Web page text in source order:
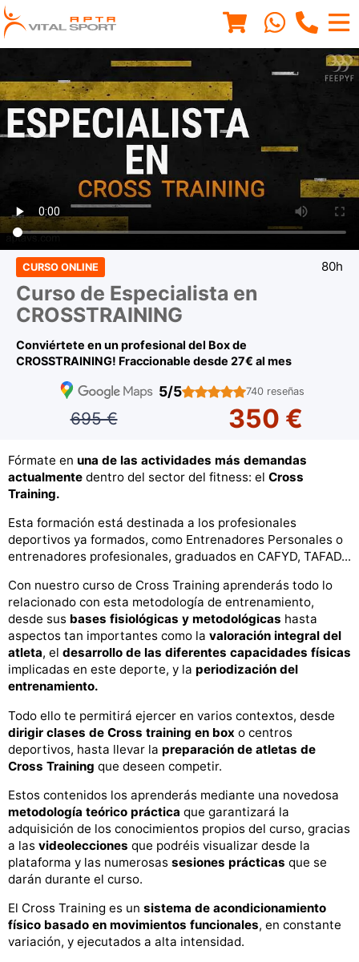
CURSO ONLINE 80h
Curso de Especialista en
CROSSTRAINING
Conviértete en un profesional del Box de
CROSSTRAINING! Fraccionable desde 27€ al mes
5/5 740 reseñas
695 € 350 €
Fórmate en una de las actividades más demandas
actualmente dentro del sector del fitness: el Cross
Training.
Esta formación está destinada a los profesionales
deportivos ya formados, como Entrenadores Personales o
entrenadores profesionales, graduados en CAFYD, TAFAD...
Con nuestro curso de Cross Training aprenderás todo lo
relacionado con esta metodología de entrenamiento,
desde sus bases fisiológicas y metodológicas hasta
aspectos tan importantes como la valoración integral del
atleta, el desarrollo de las diferentes capacidades físicas
implicadas en este deporte, y la periodización del
entrenamiento.
Todo ello te permitirá ejercer en varios contextos, desde
dirigir clases de Cross training en box o centros
deportivos, hasta llevar la preparación de atletas de
Cross Training que deseen competir.
Estos contenidos los aprenderás mediante una novedosa
metodología teórico práctica que garantizará la
adquisición de los conocimientos propios del curso, gracias
a las videolecciones que podréis visualizar desde la
plataforma y las numerosas sesiones prácticas que se
darán durante el curso.
El Cross Training es un sistema de acondicionamiento
físico basado en movimientos funcionales, en constante
variación, y ejecutados a alta intensidad.